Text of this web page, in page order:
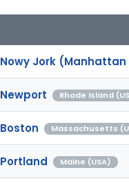
Nowy Jork (Manhattan
Newport Rhode Island
Boston Massachusetts
Portland Maine (USA)